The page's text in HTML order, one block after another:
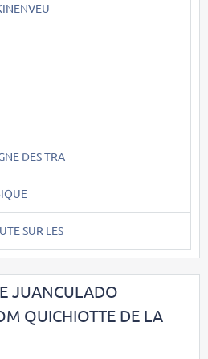
DES TRA
SUR LES
JUANCULADO
QUICHIOTTE DE LA